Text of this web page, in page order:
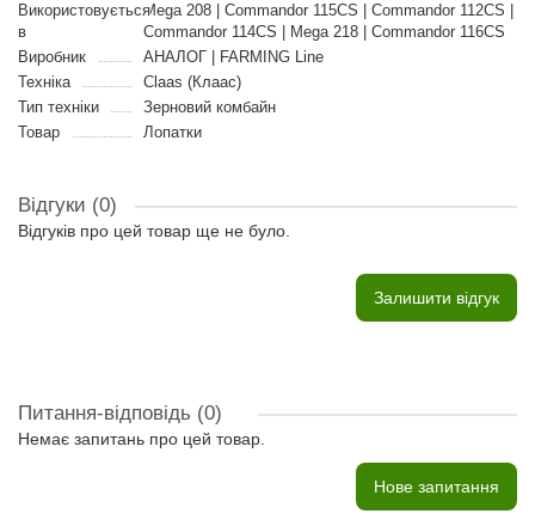
Використовується
в
Mega 208 | Commandor 115CS | Commandor 112CS |
Commandor 114CS | Mega 218 | Commandor 116CS
Виробник
АНАЛОГ | FARMING Line
Техніка
Claas (Клаас)
Тип техніки
Зерновий комбайн
Товар
Лопатки
Відгуки (0)
Відгуків про цей товар ще не було.
Залишити відгук
Питання-відповідь (0)
Немає запитань про цей товар.
Нове запитання